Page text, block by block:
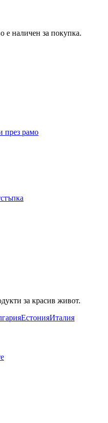
е наличен за покупка.
през рамо
за красив живот.
ЕстонияИталия